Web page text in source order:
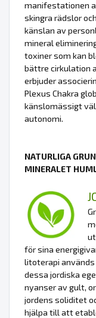
manifestationen
skingra rädslor
känslan av
mineral
toxiner som kan
bättre cirkulation
erbjuder
Plexus Chakra
känslomässigt
autonomi.
NATURLIGA
MINERALET
för sina
litoterapi
dessa jordiska
nyanser av gult,
jordens soliditet
hjälpa till att